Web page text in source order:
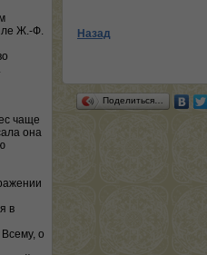
Ж.-Ф.
чаще
она
в
о
Назад
Поделиться…